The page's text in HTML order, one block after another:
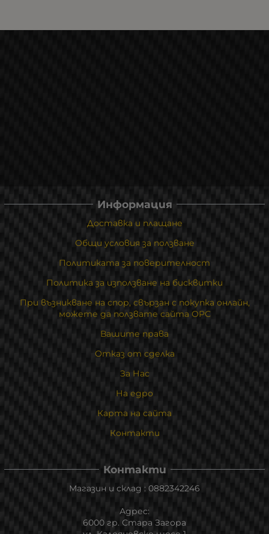
Информация
Доставка и плащане
Общи условия за ползване
Политиката за поверителност
Политика за използване на бисквитки
При възникване на спор, свързан с покупка онлайн,
можете да ползвате сайта ОРС
Вашите права
Отказ от сделка
За Нас
На едро
Карта на сайта
Контакти
Контакти
Магазин и склад : 0882342246
Адрес:
6000 гр. Стара Загора